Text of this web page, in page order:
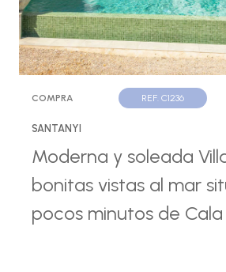
COMPRA REF. C1236
SANTANYI
Moderna y soleada
bonitas vistas al mar
pocos minutos de